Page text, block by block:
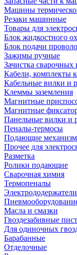
Машины
Резаки машинные
Товары для
Блок жидкостного
Блок подачи
Зажимы ручные
Зачистка сварочных
Кабели, комплекты
Кабельные вилки и
Клеммы заземления
Магнитные
Магнитные
Панельные вилки и
Пеналы-термосы
Подающие
Прочее для
Разметка
Ролики подающие
Сварочная химия
Термопеналы
Электрододержатели
Масла и смазки
Гвоздезабивные
Для одиночных
Барабанные
Отделочные